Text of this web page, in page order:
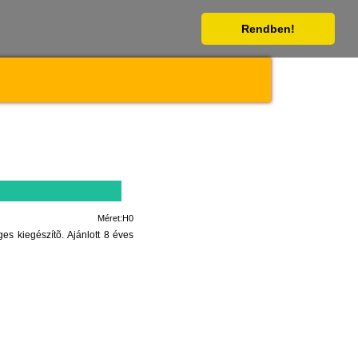
Rendben!
Méret:H0
kiegészítõ. Ajánlott 8 éves